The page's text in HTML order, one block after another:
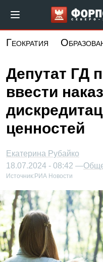
основному
Геократия
Депутат ГД
ввести
ценностей
Екатерина Рубайко
18.07.2024 - 08:42 —
Источник: РИА Новости